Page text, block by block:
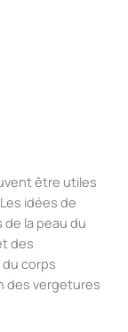
être utiles
idées de
la peau du
des
corps
des vergetures